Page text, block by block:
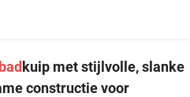
kuip met stijlvolle, slanke
constructie voor